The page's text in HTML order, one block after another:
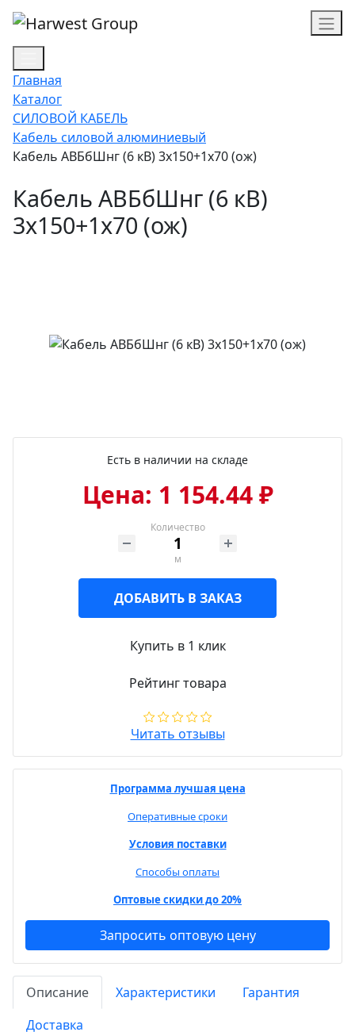
Главная
Каталог
СИЛОВОЙ КАБЕЛЬ
Кабель силовой алюминиевый
Кабель АВБбШнг (6 кВ) 3х150+1х70 (ож)
Кабель АВБбШнг (6 кВ)
3х150+1х70 (ож)
Есть в наличии на складе
Цена: 1 154.44 ₽
Количество
м
ДОБАВИТЬ В ЗАКАЗ
Купить в 1 клик
Рейтинг товара
Читать отзывы
Программа лучшая цена
Оперативные сроки
Условия поставки
Способы оплаты
Оптовые скидки до 20%
Запросить оптовую цену
Описание Характеристики
Гарантия
Доставка